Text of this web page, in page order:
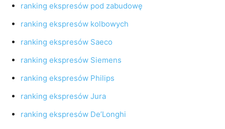
ranking ekspresów pod zabudowę
ranking ekspresów kolbowych
ranking ekspresów Saeco
ranking ekspresów Siemens
ranking ekspresów Philips
ranking ekspresów Jura
ranking ekspresów De’Longhi